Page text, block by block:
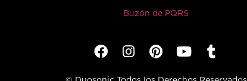
Buzón de PQRS